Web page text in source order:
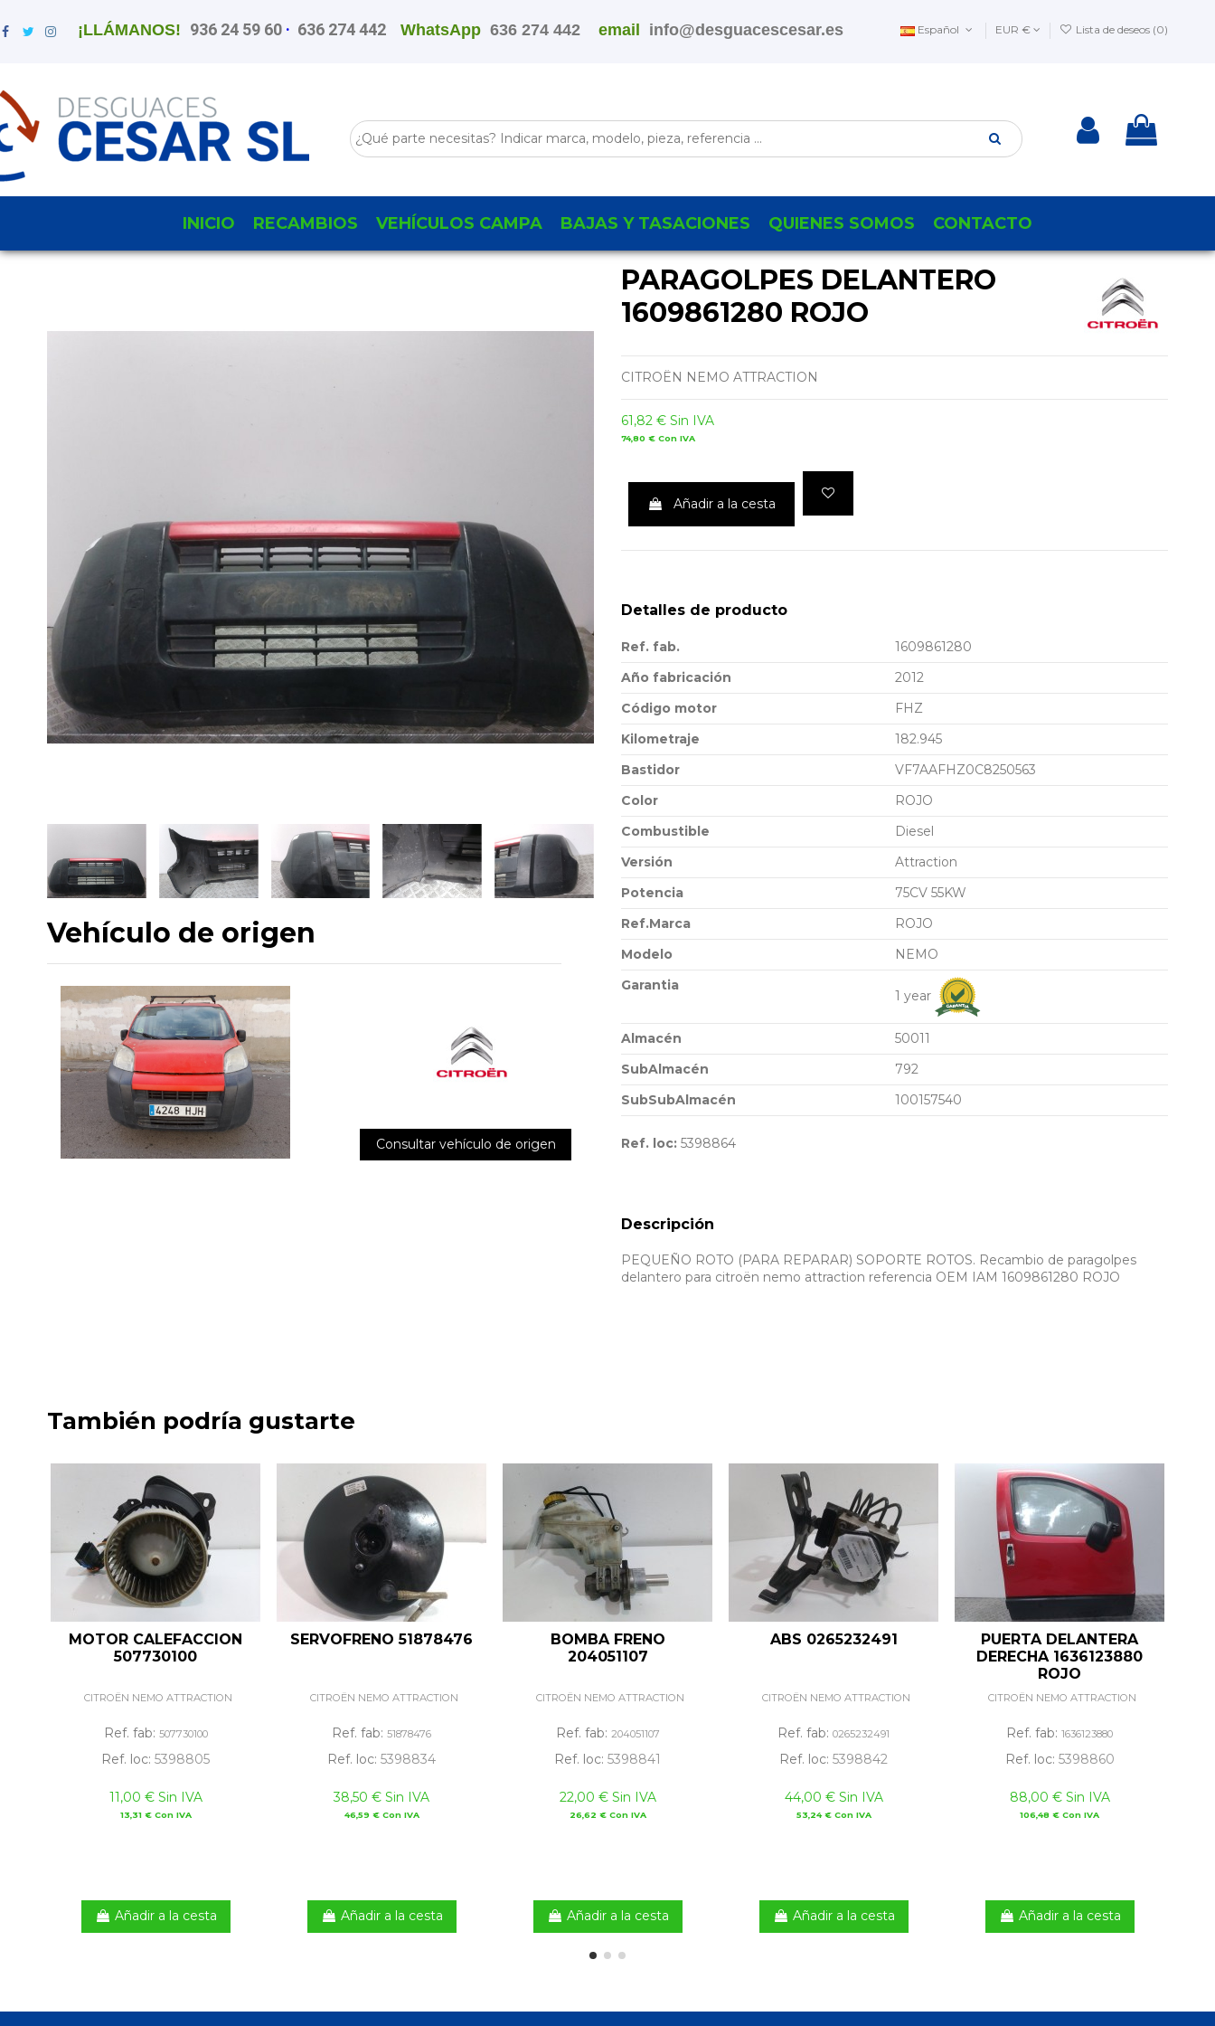
¡LLÁMANOS! 936 24 59 60 · 636 274 442 WhatsApp636 274 442 email info@desguacescesar.es Español EUR € Lista de deseos (0)
INICIO RECAMBIOS VEHÍCULOS CAMPA BAJAS Y TASACIONES QUIENES SOMOS CONTACTO
Vehículo de origen
Consultar vehículo de origen
PARAGOLPES DELANTERO
1609861280 ROJO
CITROËN NEMO ATTRACTION
61,82 € Sin IVA
74,80 € Con IVA
Añadir a la cesta
Detalles de producto
Ref. fab.
1609861280
Año fabricación
2012
Código motor
FHZ
Kilometraje
182.945
Bastidor
VF7AAFHZ0C8250563
Color
ROJO
Combustible
Diesel
Versión
Attraction
Potencia
75CV 55KW
Ref.Marca
ROJO
Modelo
NEMO
Garantia
1 year
Almacén
50011
SubAlmacén
792
SubSubAlmacén
100157540
Ref. loc: 5398864
Descripción
PEQUEÑO ROTO (PARA REPARAR) SOPORTE ROTOS. Recambio de paragolpes
delantero para citroën nemo attraction referencia OEM IAM 1609861280 ROJO
También podría gustarte
MOTOR CALEFACCION
507730100
CITROËN NEMO ATTRACTION
Ref. fab: 507730100
Ref. loc: 5398805
11,00 € Sin IVA
13,31 € Con IVA
Añadir a la cesta
SERVOFRENO 51878476
CITROËN NEMO ATTRACTION
Ref. fab: 51878476
Ref. loc: 5398834
38,50 € Sin IVA
46,59 € Con IVA
Añadir a la cesta
BOMBA FRENO
204051107
CITROËN NEMO ATTRACTION
Ref. fab: 204051107
Ref. loc: 5398841
22,00 € Sin IVA
26,62 € Con IVA
Añadir a la cesta
ABS 0265232491
CITROËN NEMO ATTRACTION
Ref. fab: 0265232491
Ref. loc: 5398842
44,00 € Sin IVA
53,24 € Con IVA
Añadir a la cesta
PUERTA DELANTERA
DERECHA 1636123880
ROJO
CITROËN NEMO ATTRACTION
Ref. fab: 1636123880
Ref. loc: 5398860
88,00 € Sin IVA
106,48 € Con IVA
Añadir a la cesta